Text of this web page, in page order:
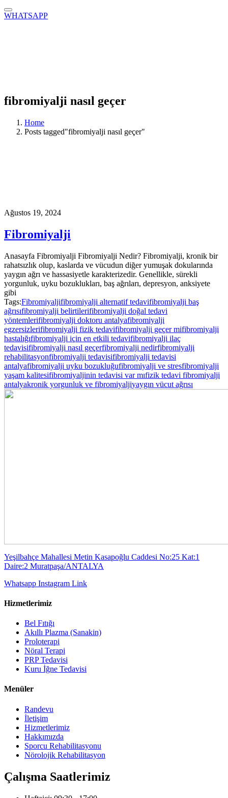
WHATSAPP
fibromiyalji nasıl geçer
Home
Posts tagged"fibromiyalji nasıl geçer"
Ağustos 19, 2024
Fibromiyalji
Anasayfa Fibromiyalji Fibromiyalji Nedir? Fibromiyalji, kronik bir
rahatsızlık olup, kaslarda ve vücudun diğer yumuşak dokularında
yaygın ağrı ve hassasiyetle karakterizedir. Genellikle, sürekli
yorgunluk, uyku bozuklukları, baş ağrıları, depresyon, anksiyete
gibi
Tags:Fibromiyaljifibromiyalji alternatif tedavifibromiyalji baş
ağrısıfibromiyalji belirtilerifibromiyalji doğal tedavi
yöntemlerifibromiyalji doktoru antalyafibromiyalji
egzersizlerifibromiyalji fizik tedavifibromiyalji geçer mifibromiyalji
hastalığıfibromiyalji için en etkili tedavifibromiyalji ilaç
tedavisifibromiyalji nasıl geçerfibromiyalji nedirfibromiyalji
rehabilitasyonfibromiyalji tedavisifibromiyalji tedavisi
antalyafibromiyalji uyku bozukluğufibromiyalji ve stresfibromiyalji
yaşam kalitesifibromiyaljinin tedavisi var mıfizik tedavi fibromiyalji
antalyakronik yorgunluk ve fibromiyaljiyaygın vücut ağrısı
Yeşilbahçe Mahallesi Metin Kasapoğlu Caddesi No:25 Kat:1
Daire:2 Muratpaşa/ANTALYA
Whatsapp Instagram Link
Hizmetlerimiz
Bel Fıtığı
Akıllı Plazma (Sanakin)
Proloterapi
Nöral Terapi
PRP Tedavisi
Kuru İğne Tedavisi
Menüler
Randevu
İletişim
Hizmetlerimiz
Hakkımızda
Sporcu Rehabilitasyonu
Nörolojik Rehabilitasyon
Çalışma Saatlerimiz